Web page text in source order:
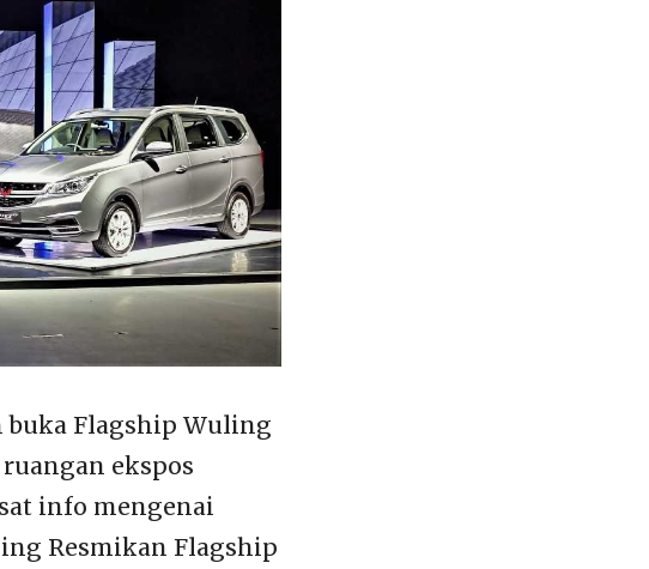
Flagship Wuling
ekspos
info mengenai
Resmikan Flagship